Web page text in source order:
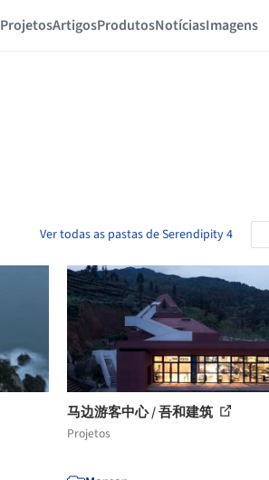
ProjetosArtigosProdutosNotíciasImagens
Ver todas as pastas de Serendipity 4
马边游客中心 / 吾和建筑
Projetos